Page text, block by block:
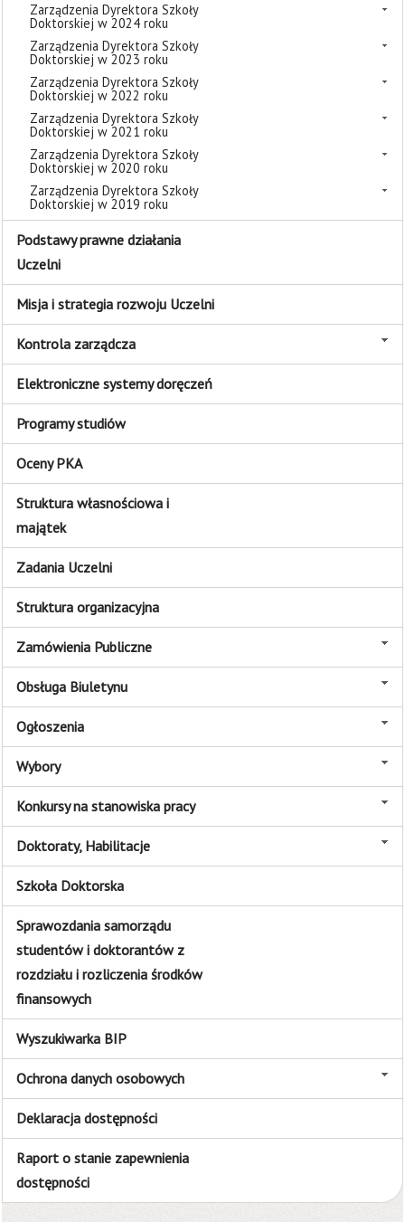
Zarządzenia Dyrektora Szkoły
Doktorskiej w 2024 roku
Zarządzenia Dyrektora Szkoły
Doktorskiej w 2023 roku
Zarządzenia Dyrektora Szkoły
Doktorskiej w 2022 roku
Zarządzenia Dyrektora Szkoły
Doktorskiej w 2021 roku
Zarządzenia Dyrektora Szkoły
Doktorskiej w 2020 roku
Zarządzenia Dyrektora Szkoły
Doktorskiej w 2019 roku
Podstawy prawne działania
Uczelni
Misja i strategia rozwoju Uczelni
Kontrola zarządcza
Elektroniczne systemy doręczeń
Programy studiów
Oceny PKA
Struktura własnościowa i
majątek
Zadania Uczelni
Struktura organizacyjna
Zamówienia Publiczne
Obsługa Biuletynu
Ogłoszenia
Wybory
Konkursy na stanowiska pracy
Doktoraty, Habilitacje
Szkoła Doktorska
Sprawozdania samorządu
studentów i doktorantów z
rozdziału i rozliczenia środków
finansowych
Wyszukiwarka BIP
Ochrona danych osobowych
Deklaracja dostępności
Raport o stanie zapewnienia
dostępności